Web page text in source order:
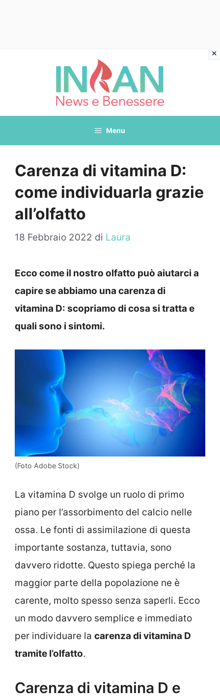
Menu
Carenza di vitamina D:
come individuarla grazie
all’olfatto
18 Febbraio 2022 di Laura
Ecco come il nostro olfatto può aiutarci a
capire se abbiamo una carenza di
vitamina D: scopriamo di cosa si tratta e
quali sono i sintomi.
(Foto Adobe Stock)
La vitamina D svolge un ruolo di primo
piano per l’assorbimento del calcio nelle
ossa. Le fonti di assimilazione di questa
importante sostanza, tuttavia, sono
davvero ridotte. Questo spiega perché la
maggior parte della popolazione ne è
carente, molto spesso senza saperli. Ecco
un modo davvero semplice e immediato
per individuare la carenza di vitamina D
tramite l’olfatto.
Carenza di vitamina D e